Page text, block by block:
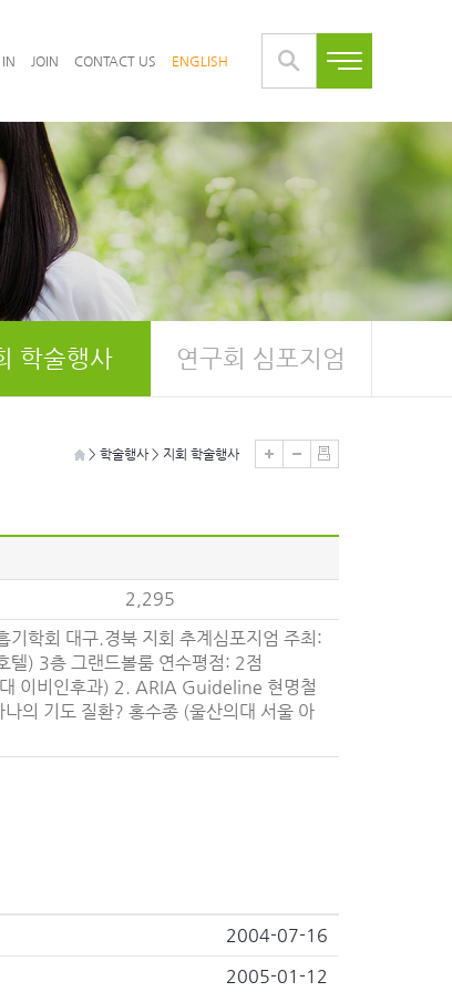
JOIN CONTACT US ENGLISH
학술행사 연구회 심포지엄
> 학술행사 > 지회 학술행사
2,295
기학회 대구.경북 지회 추계심포지엄 주최:
) 3층 그랜드볼룸 연수평점: 2점
이비인후과) 2. ARIA Guideline 현명철
의 기도 질환? 홍수종 (울산의대 서울 아
2004-07-16
2005-01-12